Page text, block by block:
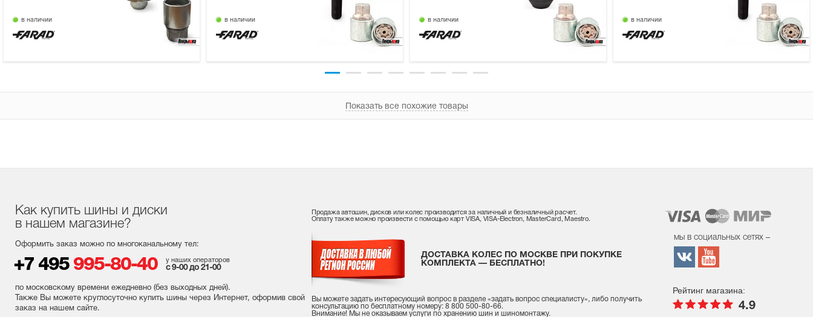
в наличии в наличии в наличии в наличии
Показать все похожие товары
Как купить шины и диски
в нашем магазине?
Оформить заказ можно по многоканальному тел:
+7 495 995-80-40 у наших операторов
с 9-00 до 21-00
по московскому времени ежедневно (без выходных дней).
Также Вы можете круглосуточно купить шины через Интернет, оформив свой
заказ на нашем сайте.
Продажа автошин, дисков или колес производится за наличный и безналичный расчет.
Оплату также можно произвести с помощью карт VISA, VISA-Electron, MasterCard, Maestro.
ДОСТАВКА КОЛЕС ПО МОСКВЕ ПРИ ПОКУПКЕ
КОМПЛЕКТА — БЕСПЛАТНО!
Вы можете задать интересующий вопрос в разделе «задать вопрос специалисту», либо получить
консультацию по бесплатному номеру: 8 800 500-80-66.
Внимание! Мы не оказываем услуги по хранению шин и шиномонтажу.
мы в социальных сетях –
Рейтинг магазина:
4.9